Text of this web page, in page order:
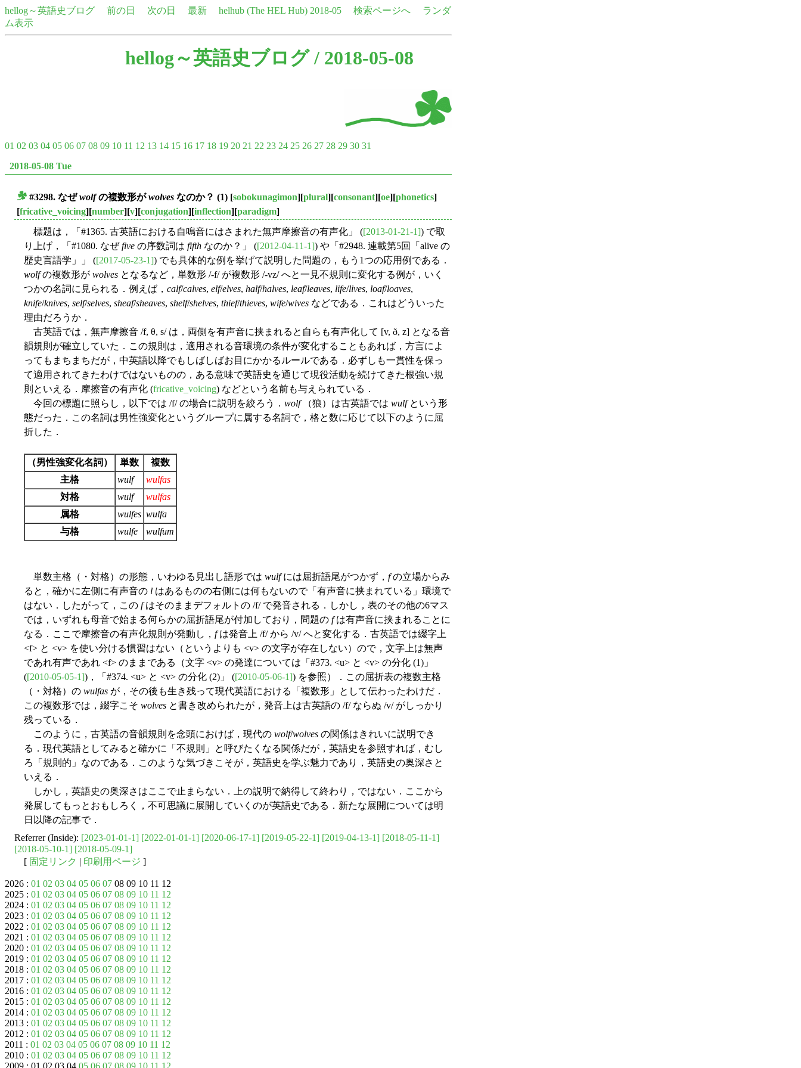
hellog～英語史ブログ 前の日 次の日 最新 helhub (The HEL Hub) 2018-05 検索ページへ
ランダ
ム表示
hellog～英語史ブログ/ 2018-05-08
01 02 03 04 05 06 07 08 09 10 11 12 13 14 15 16 17 18 19 20 21 22 23 24 25 26 27 28 29 30 31
2018-05-08 Tue
#3298. なぜwolfの複数形がwolves なのか？ (1) [sobokunagimon][plural][consonant][oe][phonetics]
[fricative_voicing][number][v][conjugation][inflection][paradigm]
標題は，「#1365. 古英語における自鳴音にはさまれた無声摩擦音の有声化」 ([2013-01-21-1]) で取
り上げ，「#1080. なぜfive の序数詞は fifth なのか？」 ([2012-04-11-1]) や「#2948. 連載第5回「alive の
歴史言語学」」 ([2017-05-23-1]) でも具体的な例を挙げて説明した問題の，もう1つの応用例である．
wolfの複数形が wolves となるなど，単数形 /-f/ が複数形 /-vz/ へと一見不規則に変化する例が，いく
つかの名詞に見られる．例えば， calf/calves, elf/elves, half/halves, leaf/leaves, life/lives, loaf/loaves,
knife/knives, self/selves, sheaf/sheaves, shelf/shelves, thief/thieves, wife/wives などである．これはどういった
理由だろうか．
古英語では，無声摩擦音 /f, θ, s/ は，両側を有声音に挟まれると自らも有声化して [v, ð, z] となる音
韻規則が確立していた．この規則は，適用される音環境の条件が変化することもあれば，方言によ
ってもまちまちだが，中英語以降でもしばしばお目にかかるルールである．必ずしも一貫性を保っ
て適用されてきたわけではないものの，ある意味で英語史を通じて現役活動を続けてきた根強い規
則といえる．摩擦音の有声化 (fricative_voicing) などという名前も与えられている．
今回の標題に照らし，以下では /f/ の場合に説明を絞ろう． wolf（狼）は古英語では wulfという形
態だった．この名詞は男性強変化というグループに属する名詞で，格と数に応じて以下のように屈
折した．
（男性強変化名詞） 単数
複数
主格
wulf
wulfas
対格
wulf
wulfas
属格
wulfes wulfa
与格
wulfe wulfum
単数主格（・対格）の形態，いわゆる見出し語形では wulfには屈折語尾がつかず， fの立場からみ
ると，確かに左側に有声音の l はあるものの右側には何もないので「有声音に挟まれている」環境で
はない．したがって，この fはそのままデフォルトの /f/ で発音される．しかし，表のその他の6マス
では，いずれも母音で始まる何らかの屈折語尾が付加しており，問題の fは有声音に挟まれることに
なる．ここで摩擦音の有声化規則が発動し， fは発音上 /f/ から /v/ へと変化する．古英語では綴字上
<f> と <v> を使い分ける慣習はない（というよりも <v> の文字が存在しない）ので，文字上は無声
であれ有声であれ <f> のままである（文字 <v> の発達については「#373. <u> と <v> の分化 (1)」
([2010-05-05-1])，「#374. <u> と <v> の分化 (2)」 ([2010-05-06-1]) を参照）．この屈折表の複数主格
（・対格）の wulfas が，その後も生き残って現代英語における「複数形」として伝わったわけだ．
この複数形では，綴字こそ wolves と書き改められたが，発音上は古英語の /f/ ならぬ /v/ がしっかり
残っている．
このように，古英語の音韻規則を念頭におけば，現代の wolf/wolves の関係はきれいに説明でき
る．現代英語としてみると確かに「不規則」と呼びたくなる関係だが，英語史を参照すれば，むし
ろ「規則的」なのである．このような気づきこそが，英語史を学ぶ魅力であり，英語史の奥深さと
いえる．
しかし，英語史の奥深さはここで止まらない．上の説明で納得して終わり，ではない．ここから
発展してもっとおもしろく，不可思議に展開していくのが英語史である．新たな展開については明
日以降の記事で．
Referrer (Inside): [2023-01-01-1] [2022-01-01-1] [2020-06-17-1] [2019-05-22-1] [2019-04-13-1] [2018-05-11-1]
[2018-05-10-1] [2018-05-09-1]
[ 固定リンク | 印刷用ページ ]
2026 : 01 02 03 04 05 06 07 08 09 10 11 12
2025 : 01 02 03 04 05 06 07 08 09 10 11 12
2024 : 01 02 03 04 05 06 07 08 09 10 11 12
2023 : 01 02 03 04 05 06 07 08 09 10 11 12
2022 : 01 02 03 04 05 06 07 08 09 10 11 12
2021 : 01 02 03 04 05 06 07 08 09 10 11 12
2020 : 01 02 03 04 05 06 07 08 09 10 11 12
2019 : 01 02 03 04 05 06 07 08 09 10 11 12
2018 : 01 02 03 04 05 06 07 08 09 10 11 12
2017 : 01 02 03 04 05 06 07 08 09 10 11 12
2016 : 01 02 03 04 05 06 07 08 09 10 11 12
2015 : 01 02 03 04 05 06 07 08 09 10 11 12
2014 : 01 02 03 04 05 06 07 08 09 10 11 12
2013 : 01 02 03 04 05 06 07 08 09 10 11 12
2012 : 01 02 03 04 05 06 07 08 09 10 11 12
2011 : 01 02 03 04 05 06 07 08 09 10 11 12
2010 : 01 02 03 04 05 06 07 08 09 10 11 12
2009 : 01 02 03 04 05 06 07 08 09 10 11 12